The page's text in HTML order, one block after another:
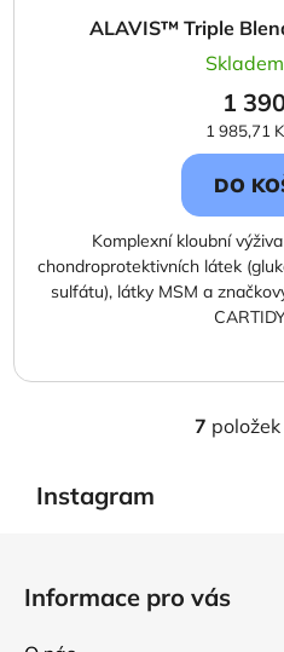
ALAVIS™ Triple
Skladem
1
Měrná
cena:
1 985,71
DO
Komplexní kloubní
chondroprotektivních látek
sulfátu), látky MSM a
7
Instagram
Informace pro vás